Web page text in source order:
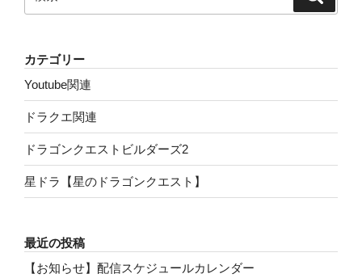
索:
カテゴリー
Youtube関連
ドラクエ関連
ドラゴンクエストビルダーズ2
星ドラ【星のドラゴンクエスト】
最近の投稿
【お知らせ】配信スケジュールカレンダー